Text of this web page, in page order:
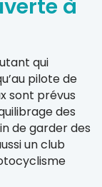
à
qui
pilote de
sont prévus
des
de garder des
un club